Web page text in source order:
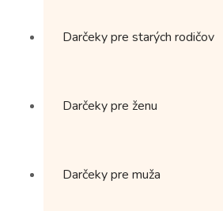
Darčeky pre starých rodičov
Darčeky pre ženu
Darčeky pre muža